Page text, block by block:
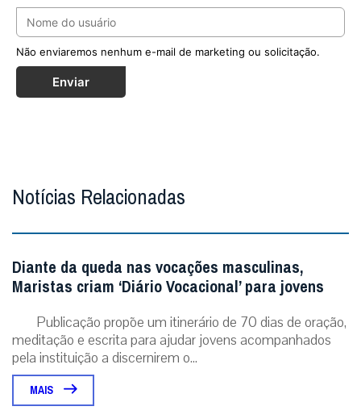
Não enviaremos nenhum e-mail de marketing ou solicitação.
Enviar
Notícias Relacionadas
Diante da queda nas vocações masculinas,
Maristas criam ‘Diário Vocacional’ para jovens
Publicação propõe um itinerário de 70 dias de oração,
meditação e escrita para ajudar jovens acompanhados
pela instituição a discernirem o...
MAIS